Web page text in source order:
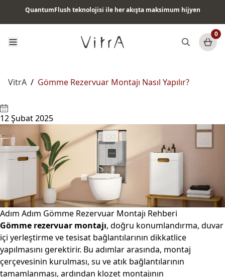
Tüm ürünlerde vade farksız 6 ay taksit & ücretsiz kargo
0
VitrA / Gömme Rezervuar Montajı Nasıl Yapılır?
12 Şubat 2025
Adım Adım Gömme Rezervuar Montajı Rehberi
Gömme rezervuar montajı, doğru konumlandırma, duvar
içi yerleştirme ve tesisat bağlantılarının dikkatlice
yapılmasını gerektirir. Bu adımlar arasında, montaj
çerçevesinin kurulması, su ve atık bağlantılarının
tamamlanması, ardından klozet montajının